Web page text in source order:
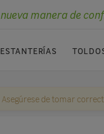
manera de
ESTANTERÍAS
de tomar